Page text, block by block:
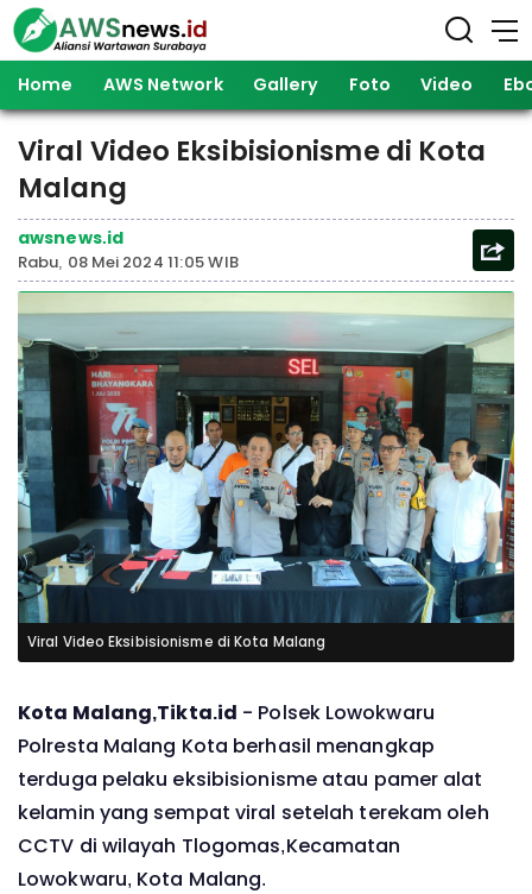
Home AWS Network Gallery Foto Video
Viral Video Eksibisionisme di Kota
Malang
awsnews.id
Rabu, 08 Mei 2024 11:05 WIB
Viral Video Eksibisionisme di Kota Malang
Kota Malang,Tikta.id - Polsek Lowokwaru
Polresta Malang Kota berhasil menangkap
terduga pelaku eksibisionisme atau pamer alat
kelamin yang sempat viral setelah terekam oleh
CCTV di wilayah Tlogomas,Kecamatan
Lowokwaru, Kota Malang.